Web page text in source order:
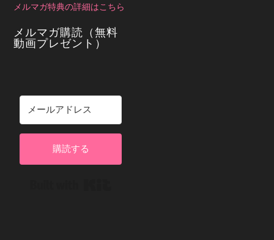
メルマガ特典の詳細はこちら
メルマガ購読（無料
動画プレゼント）
購読する